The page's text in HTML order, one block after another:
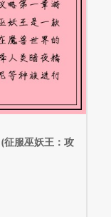
征服巫妖王：攻